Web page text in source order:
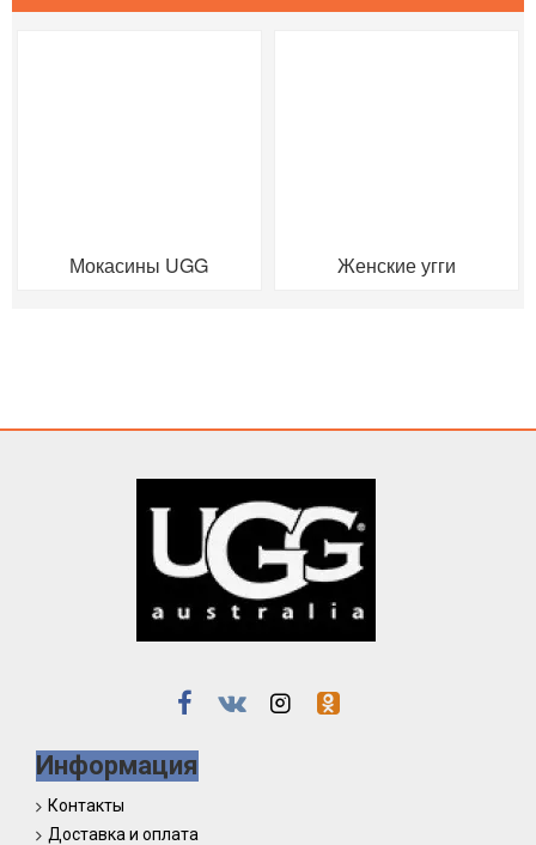
Мокасины UGG Женские угги
Информация
Контакты
Доставка и оплата